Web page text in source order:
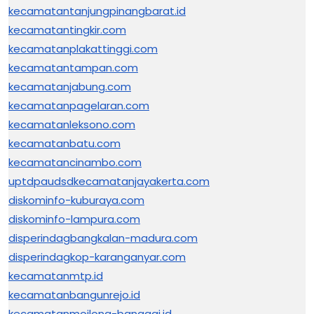
kecamatantanjungpinangbarat.id
kecamatantingkir.com
kecamatanplakattinggi.com
kecamatantampan.com
kecamatanjabung.com
kecamatanpagelaran.com
kecamatanleksono.com
kecamatanbatu.com
kecamatancinambo.com
uptdpaudsdkecamatanjayakerta.com
diskominfo-kuburaya.com
diskominfo-lampura.com
disperindagbangkalan-madura.com
disperindagkop-karanganyar.com
kecamatanmtp.id
kecamatanbangunrejo.id